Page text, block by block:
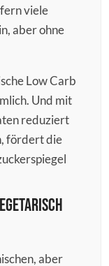
viele
aber ohne
Low Carb
Und mit
reduziert
fördert die
aber